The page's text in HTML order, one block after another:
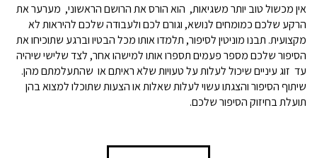
אין מכשול טוב יותר משגיאות, הוא הורס את הרושם הראשוני, מערער את
הרקע שלכם כמומחים לנושא, וגורם לכם ולעבודה שלכם להיראות לא
מקצועית. תבנו מוניטין לסיפור, תלמדו אותו מכל הבטיו וברגע שתוכיחו את
הסיפור שלכם מספר פעמים תספרו אותו למישהו אחר, לצד שלישי שיהיה
עד זוג עיניים שיכול לעלות על טעויות שלא ראיתם או שהתעלמתם מהן.
שיתוף הסיפור והצגתו עשוי לעלות שאלות או הצעות שתוכלו למצוא בהן
תועלת בחיזוק הסיפור שלכם.